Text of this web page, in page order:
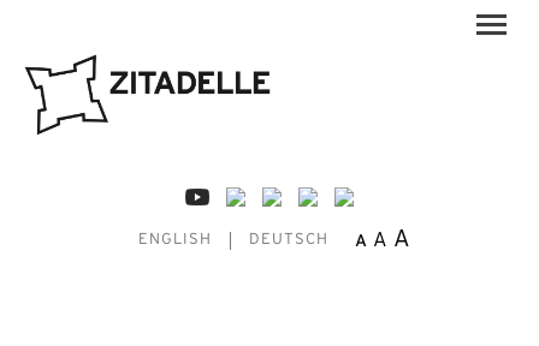
ENGLISH DEUTSCH A A A